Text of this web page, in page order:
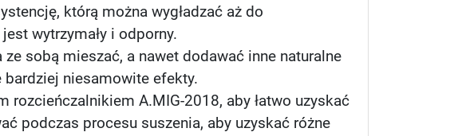
którą można wygładzać aż do
wytrzymały i odporny.
sobą mieszać, a nawet dodawać inne naturalne
bardziej niesamowite efekty.
rozcieńczalnikiem A.MIG-2018, aby łatwo uzyskać
podczas procesu suszenia, aby uzyskać różne